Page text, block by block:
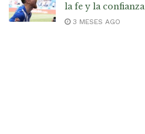
la fe y la confianza
3 MESES AGO